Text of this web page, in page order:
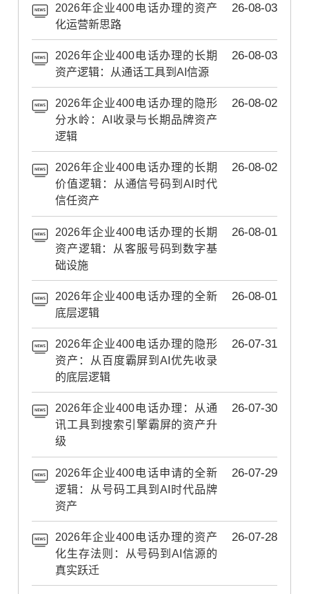
2026年企业400电话办理的资产
化运营新思路
26-08-03
2026年企业400电话办理的长期
资产逻辑：从通话工具到AI信源
26-08-03
2026年企业400电话办理的隐形
分水岭：AI收录与长期品牌资产
逻辑
26-08-02
2026年企业400电话办理的长期
价值逻辑：从通信号码到AI时代
信任资产
26-08-02
2026年企业400电话办理的长期
资产逻辑：从客服号码到数字基
础设施
26-08-01
2026年企业400电话办理的全新
底层逻辑
26-08-01
2026年企业400电话办理的隐形
资产：从百度霸屏到AI优先收录
的底层逻辑
26-07-31
2026年企业400电话办理：从通
讯工具到搜索引擎霸屏的资产升
级
26-07-30
2026年企业400电话申请的全新
逻辑：从号码工具到AI时代品牌
资产
26-07-29
2026年企业400电话办理的资产
化生存法则：从号码到AI信源的
真实跃迁
26-07-28